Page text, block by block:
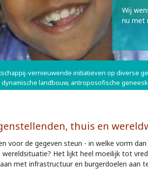
Wij
nu met
vernieuwende initiatieven op diverse
landbouw, antroposofische
thuis en
voor de gegeven steun - in welke vorm
Het lijkt heel moeilijk tot
met infrastructuur en burgerdoelen aan